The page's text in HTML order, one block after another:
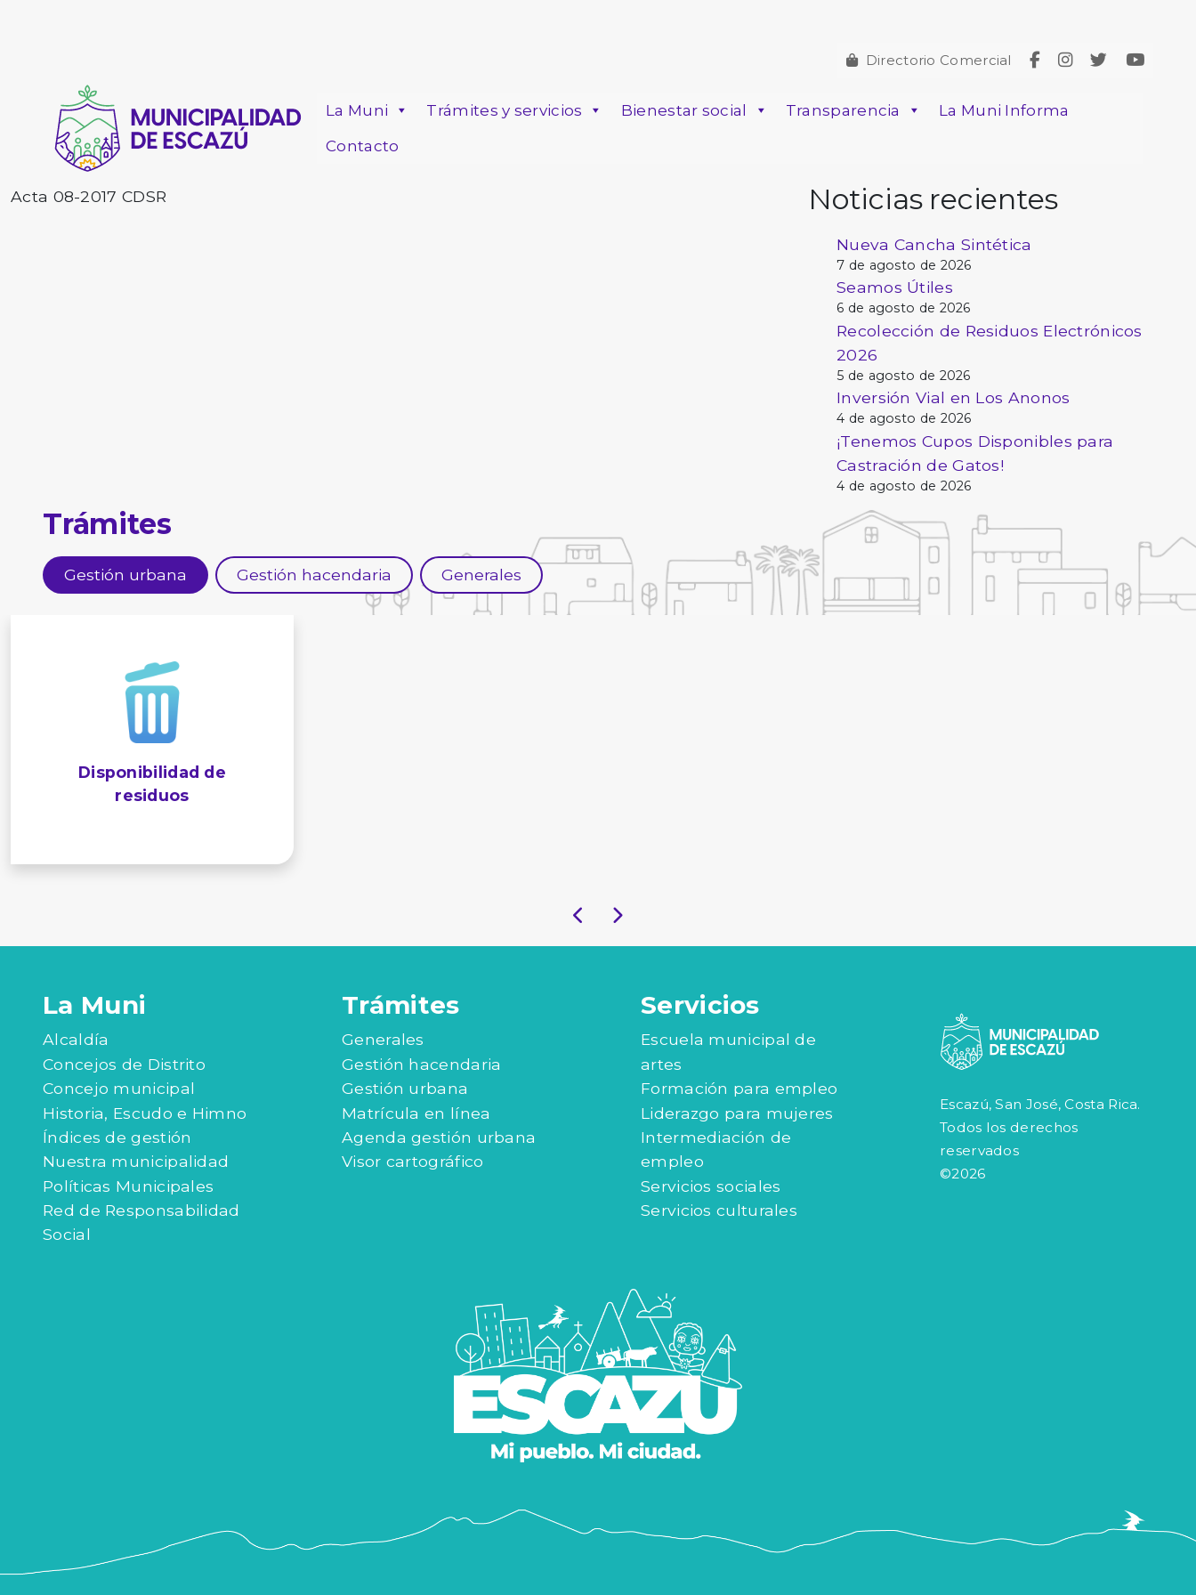
Directorio Comercial
La Muni Trámites y servicios Bienestar social Transparencia
La Muni Informa
Contacto
Acta 08-2017 CDSR Noticias recientes
Nueva Cancha Sintética
7 de agosto de 2026
Seamos Útiles
6 de agosto de 2026
Recolección de Residuos Electrónicos
2026
5 de agosto de 2026
Inversión Vial en Los Anonos
4 de agosto de 2026
¡Tenemos Cupos Disponibles para
Castración de Gatos!
4 de agosto de 2026
Trámites
Gestión urbana Gestión hacendaria Generales
Disponibilidad de
residuos
La Muni
Alcaldía
Concejos de Distrito
Concejo municipal
Historia, Escudo e Himno
Índices de gestión
Nuestra municipalidad
Políticas Municipales
Red de Responsabilidad
Social
Trámites
Generales
Gestión hacendaria
Gestión urbana
Matrícula en línea
Agenda gestión urbana
Visor cartográfico
Servicios
Escuela municipal de
artes
Formación para empleo
Liderazgo para mujeres
Intermediación de
empleo
Servicios sociales
Servicios culturales
Escazú, San José, Costa Rica.
Todos los derechos
reservados
©2026